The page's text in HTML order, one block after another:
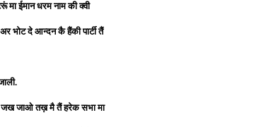
मा ईमान धरम नाम की क्वी
भोट दे आन्दन कै हैंकी पार्टी तैं
जख जाओ तख़ मै तैं हरेक सभा मा